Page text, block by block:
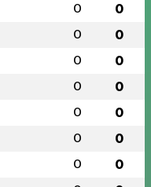
0 0
0 0
0 0
0 0
0 0
0 0
0 0